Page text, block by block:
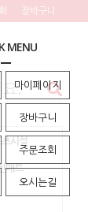
MENU
마이페이지
장바구니
주문조회
오시는길
장바구니
시설
매트